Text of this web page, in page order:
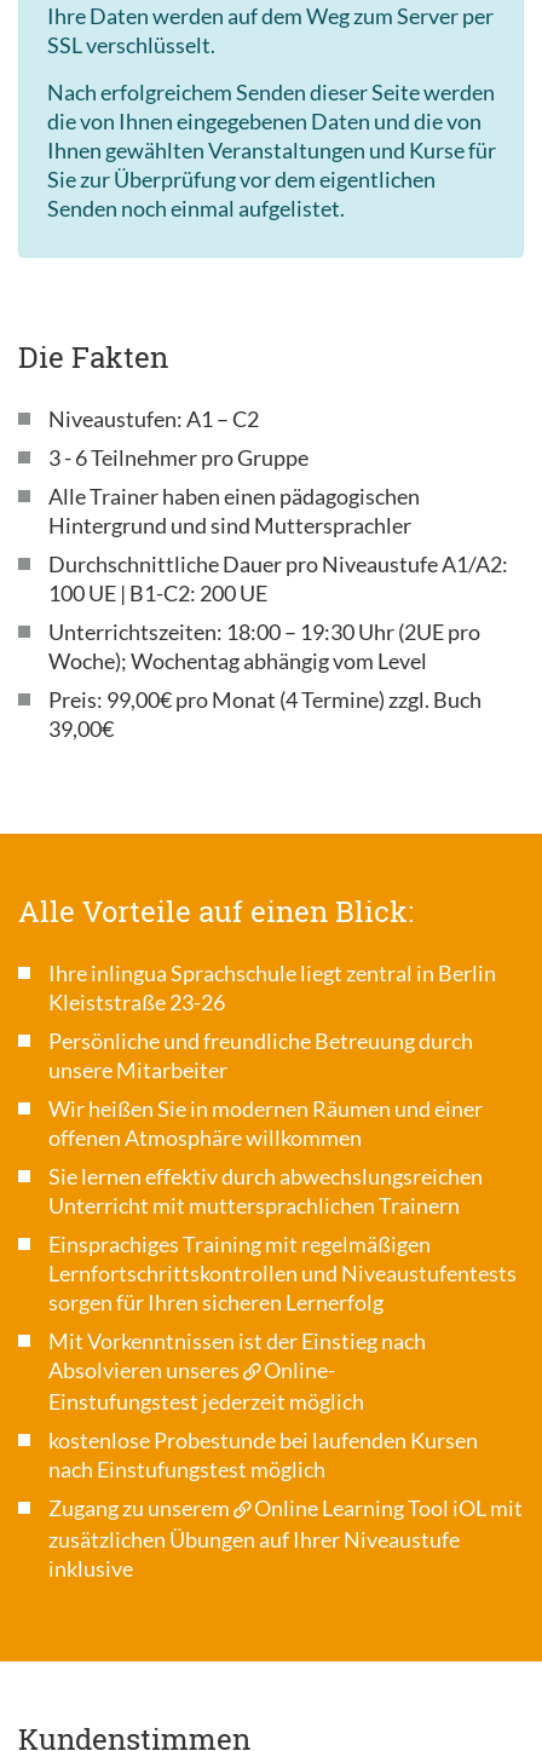
Ihre Daten werden auf dem Weg zum Server per
SSL verschlüsselt.
Nach erfolgreichem Senden dieser Seite werden
die von Ihnen eingegebenen Daten und die von
Ihnen gewählten Veranstaltungen und Kurse für
Sie zur Überprüfung vor dem eigentlichen
Senden noch einmal aufgelistet.
Die Fakten
Niveaustufen: A1 – C2
3 - 6 Teilnehmer pro Gruppe
Alle Trainer haben einen pädagogischen
Hintergrund und sind Muttersprachler
Durchschnittliche Dauer pro Niveaustufe A1/A2:
100 UE | B1-C2: 200 UE
Unterrichtszeiten: 18:00 – 19:30 Uhr (2UE pro
Woche); Wochentag abhängig vom Level
Preis: 99,00€ pro Monat (4 Termine) zzgl. Buch
39,00€
Alle Vorteile auf einen Blick:
Ihre inlingua Sprachschule liegt zentral in Berlin
Kleiststraße 23-26
Persönliche und freundliche Betreuung durch
unsere Mitarbeiter
Wir heißen Sie in modernen Räumen und einer
offenen Atmosphäre willkommen
Sie lernen effektiv durch abwechslungsreichen
Unterricht mit muttersprachlichen Trainern
Einsprachiges Training mit regelmäßigen
Lernfortschrittskontrollen und Niveaustufentests
sorgen für Ihren sicheren Lernerfolg
Mit Vorkenntnissen ist der Einstieg nach
Absolvieren unseres
Online-
Einstufungstest jederzeit möglich
kostenlose Probestunde bei laufenden Kursen
nach Einstufungstest möglich
Zugang zu unserem
Online Learning Tool iOLmit
zusätzlichen Übungen auf Ihrer Niveaustufe
inklusive
Kundenstimmen